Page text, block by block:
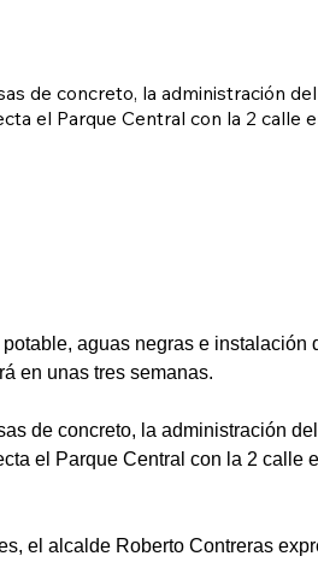
de concreto, la administración
el Parque Central con la 2 calle
aguas negras e instalación
en unas tres semanas.
de concreto, la administración
el Parque Central con la 2 calle
el alcalde Roberto Contreras